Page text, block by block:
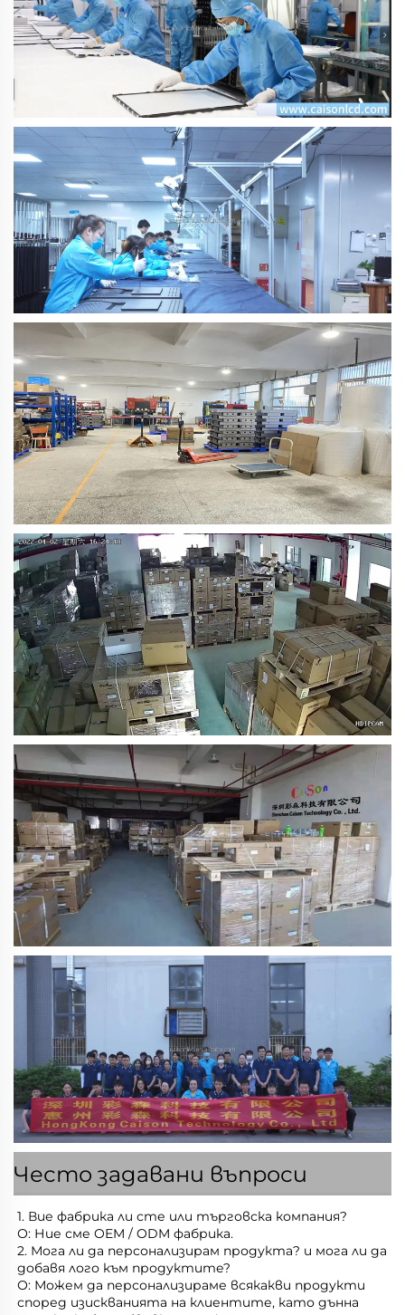
Често задавани въпроси
1. Вие фабрика ли сте или търговска компания?
О: Ние сме OEM / ODM фабрика.
2. Мога ли да персонализирам продукта? и мога ли да
добавя лого към продуктите?
О: Можем да персонализираме всякакви продукти
според изискванията на клиентите, като дънна